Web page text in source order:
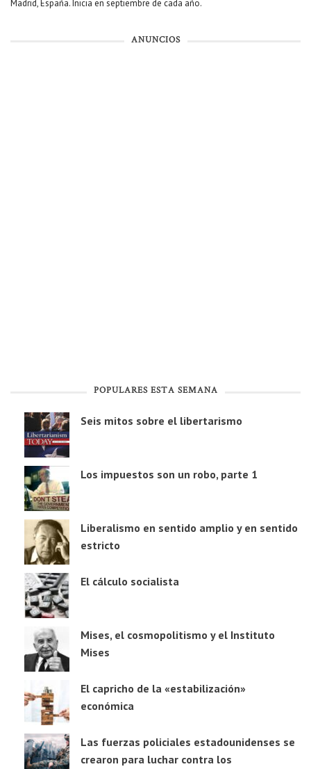
Madrid, España. Inicia en septiembre de cada año.
ANUNCIOS
POPULARES ESTA SEMANA
Seis mitos sobre el libertarismo
Los impuestos son un robo, parte 1
Liberalismo en sentido amplio y en sentido
estricto
El cálculo socialista
Mises, el cosmopolitismo y el Instituto
Mises
El capricho de la «estabilización»
económica
Las fuerzas policiales estadounidenses se
crearon para luchar contra los